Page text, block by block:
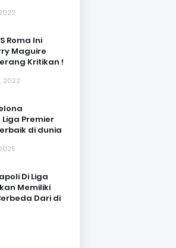
Roma Ini
Maguire
Kritikan !
2022
Premier
di dunia
Di Liga
Memiliki
Dari di